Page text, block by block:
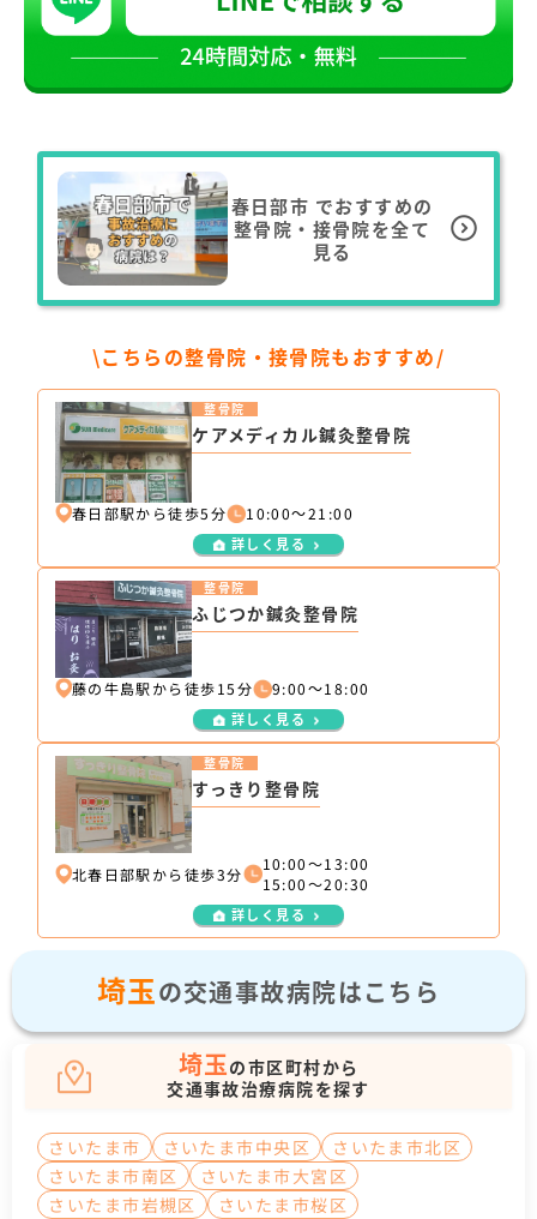
春日部市 でおすすめの
整骨院・接骨院を全て
見る
\こちらの整骨院・接骨院もおすすめ/
ケアメディカル鍼灸整骨院
整骨院
春日部駅から徒歩5分 10:00～21:00
詳しく見る
ふじつか鍼灸整骨院
整骨院
藤の牛島駅から徒歩15分 9:00～18:00
詳しく見る
すっきり整骨院
整骨院
北春日部駅から徒歩3分
10:00〜13:00
15:00〜20:30
詳しく見る
埼玉の交通事故病院はこちら
埼玉の市区町村から
交通事故治療病院を探す
さいたま市 さいたま市中央区
さいたま市北区
さいたま市南区
さいたま市大宮区
さいたま市岩槻区
さいたま市桜区